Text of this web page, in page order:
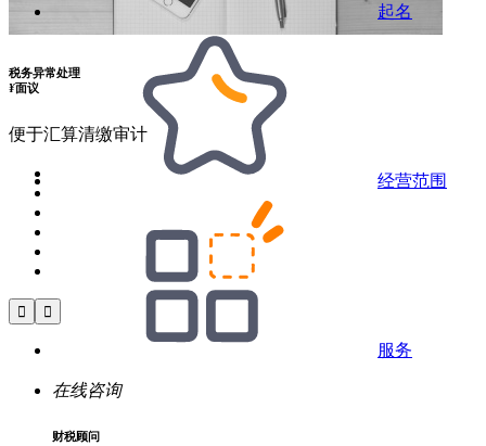
税务异常处理
¥面议
便于汇算清缴审计
 
起名
经营范围
服务
在线咨询
财税顾问